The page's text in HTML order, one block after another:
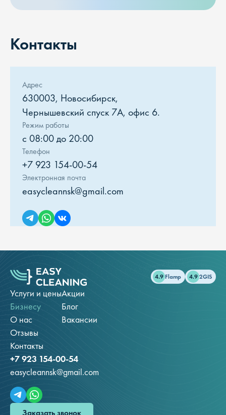
Контакты
Адрес
630003, Новосибирск,
Чернышевский спуск 7А, офис 6.
Режим работы
с 08:00 до 20:00
Телефон
+7 923 154-00-54
Электронная почта
easycleannsk@gmail.com
4.9 Flamp 4.9 2GIS
Услуги и цены
Бизнесу
О нас
Отзывы
Контакты
Акции
Блог
Вакансии
+7 923 154-00-54
easycleannsk@gmail.com
Заказать звонок